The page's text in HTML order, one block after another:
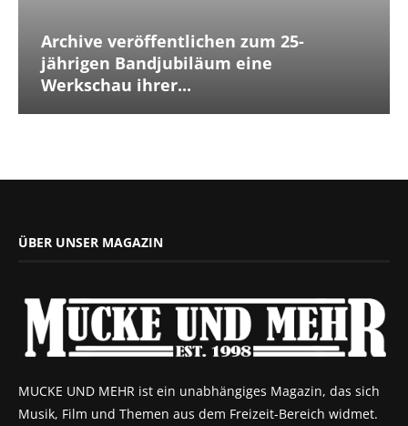
Archive veröffentlichen zum 25-
jährigen Bandjubiläum eine
Werkschau ihrer...
ÜBER UNSER MAGAZIN
MUCKE UND MEHR ist ein unabhängiges Magazin, das sich
Musik, Film und Themen aus dem Freizeit-Bereich widmet.